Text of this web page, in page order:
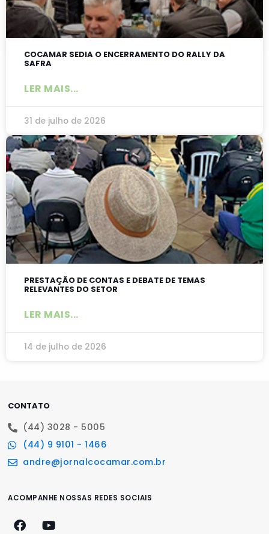
COCAMAR SEDIA O ENCERRAMENTO DO RALLY DA
SAFRA
LER MAIS...
31 de julho de 2026
PRESTAÇÃO DE CONTAS E DEBATE DE TEMAS
RELEVANTES DO SETOR
LER MAIS...
14 de julho de 2026
CONTATO
(44) 3028 - 5005
(44) 9 9101 - 1466
andre@jornalcocamar.com.br
ACOMPANHE NOSSAS REDES SOCIAIS